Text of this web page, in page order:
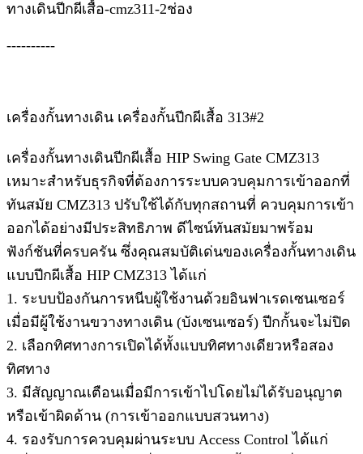
ทางเดินปีกผีเสื้อ-cmz311-2ช่อง
----------
เครื่องกั้นทางเดิน เครื่องกั้นปีกผีเสื้อ 313#2
เครื่องกั้นทางเดินปีกผีเสื้อ HIP Swing Gate CMZ313
เหมาะสำหรับธุรกิจที่ต้องการระบบควบคุมการเข้าออกที่
ทันสมัย CMZ313 ปรับใช้ได้กับทุกสถานที่ ควบคุมการเข้า
ออกได้อย่างมีประสิทธิภาพ ดีไซน์ทันสมัยมาพร้อม
ฟังก์ชันที่ครบครัน ซึ่งคุณสมบัติเด่นของเครื่องกั้นทางเดิน
แบบปีกผีเสื้อ HIP CMZ313 ได้แก่
1. ระบบป้องกันการหนีบผู้ใช้งานด้วยอินฟาเรดเซนเซอร์
เมื่อมีผู้ใช้งานขวางทางเดิน (บังเซนเซอร์) ปีกกั้นจะไม่ปิด
2. เลือกทิศทางการเปิดได้ทั้งแบบทิศทางเดียวหรือสอง
ทิศทาง
3. มีสัญญาณเตือนเมื่อมีการเข้าไปโดยไม่ได้รับอนุญาต
หรือเข้าผิดด้าน (การเข้าออกแบบสวนทาง)
4. รองรับการควบคุมผ่านระบบ Access Control ได้แก่